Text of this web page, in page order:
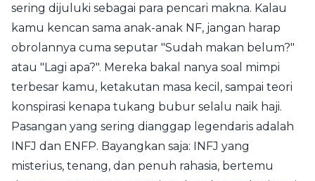
sering dijuluki sebagai para pencari makna. Kalau
kamu kencan sama anak-anak NF, jangan harap
obrolannya cuma seputar "Sudah makan belum?"
atau "Lagi apa?". Mereka bakal nanya soal mimpi
terbesar kamu, ketakutan masa kecil, sampai teori
konspirasi kenapa tukang bubur selalu naik haji.
Pasangan yang sering dianggap legendaris adalah
INFJ dan ENFP. Bayangkan saja: INFJ yang
misterius, tenang, dan penuh rahasia, bertemu